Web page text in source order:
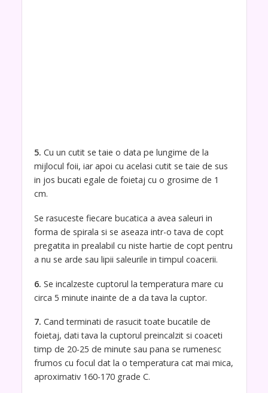
5. Cu un cutit se taie o data pe lungime de la
mijlocul foii, iar apoi cu acelasi cutit se taie de sus
in jos bucati egale de foietaj cu o grosime de 1
cm.
Se rasuceste fiecare bucatica a avea saleuri in
forma de spirala si se aseaza intr-o tava de copt
pregatita in prealabil cu niste hartie de copt pentru
a nu se arde sau lipii saleurile in timpul coacerii.
6. Se incalzeste cuptorul la temperatura mare cu
circa 5 minute inainte de a da tava la cuptor.
7. Cand terminati de rasucit toate bucatile de
foietaj, dati tava la cuptorul preincalzit si coaceti
timp de 20-25 de minute sau pana se rumenesc
frumos cu focul dat la o temperatura cat mai mica,
aproximativ 160-170 grade C.